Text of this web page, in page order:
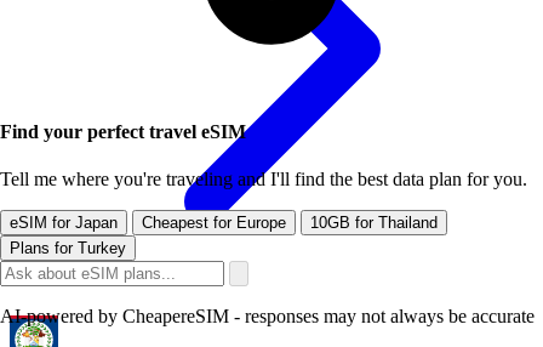
Find your perfect travel eSIM
Tell me where you're traveling and I'll find the best data plan for you.
eSIM for Japan Cheapest for Europe
10GB for Thailand
Plans for Turkey
AI-powered by CheapereSIM - responses may not always be accurate